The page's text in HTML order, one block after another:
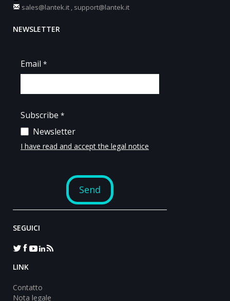
sales@lantek.it , support@lantek.it
NEWSLETTER
SEGUICI
LINK
Contatto
Nota legale